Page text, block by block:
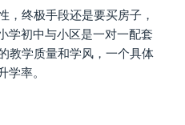
，终极手段还是要买房子，
初中与小区是一对一配套
教学质量和学风，一个具体
率。